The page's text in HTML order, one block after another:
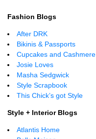
Fashion Blogs
After DRK
Bikinis & Passports
Cupcakes and Cashmere
Josie Loves
Masha Sedgwick
Style Scrapbook
This Chick’s got Style
Style + Interior Blogs
Atlantis Home